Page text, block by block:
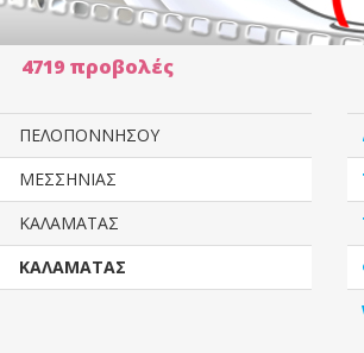
4719 προβολές
ΠΕΛΟΠΟΝΝΗΣΟΥ
ΜΕΣΣΗΝΙΑΣ
ΚΑΛΑΜΑΤΑΣ
ΚΑΛΑΜΑΤΑΣ